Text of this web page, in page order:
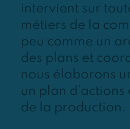
intervient sur
métiers de la
peu comme un
des plans et
nous élaborons
un plan d’actions
de la production.